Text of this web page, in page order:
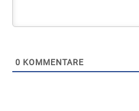
0 KOMMENTARE